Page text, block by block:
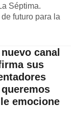
Séptima.
futuro para la
canal
sus
emocione